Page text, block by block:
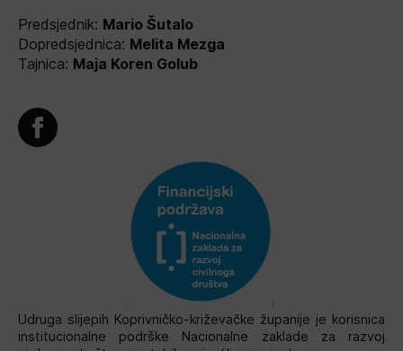
Predsjednik: Mario Šutalo
Dopredsjednica: Melita Mezga
Tajnica: Maja Koren Golub
Udruga slijepih Koprivničko-križevačke županije je korisnica
institucionalne podrške Nacionalne zaklade za razvoj